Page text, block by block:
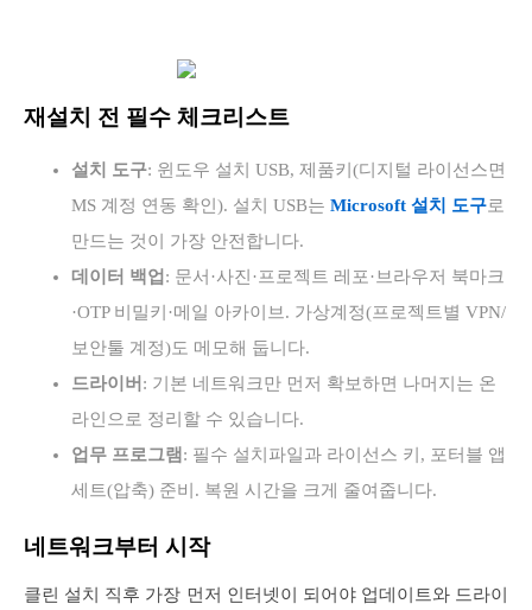
재설치 전 필수 체크리스트
설치 도구: 윈도우 설치 USB, 제품키(디지털 라이선스면
MS 계정 연동 확인). 설치 USB는 Microsoft 설치 도구로
만드는 것이 가장 안전합니다.
데이터 백업 : 문서·사진·프로젝트 레포·브라우저 북마크
·OTP 비밀키·메일 아카이브. 가상계정(프로젝트별 VPN/
보안툴 계정)도 메모해 둡니다.
드라이버 : 기본 네트워크만 먼저 확보하면 나머지는 온
라인으로 정리할 수 있습니다.
업무 프로그램 : 필수 설치파일과 라이선스 키, 포터블 앱
세트(압축) 준비. 복원 시간을 크게 줄여줍니다.
네트워크부터 시작
클린 설치 직후 가장 먼저 인터넷이 되어야 업데이트와 드라이